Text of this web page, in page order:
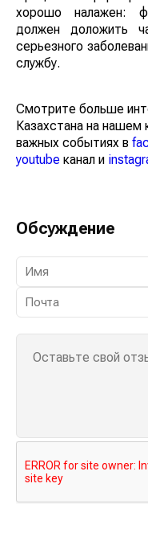
хорошо налажен:
должен доложить
серьезного
службу.
Смотрите больше
Казахстана на нашем
важных событиях в
youtube канал и
Обсуждение